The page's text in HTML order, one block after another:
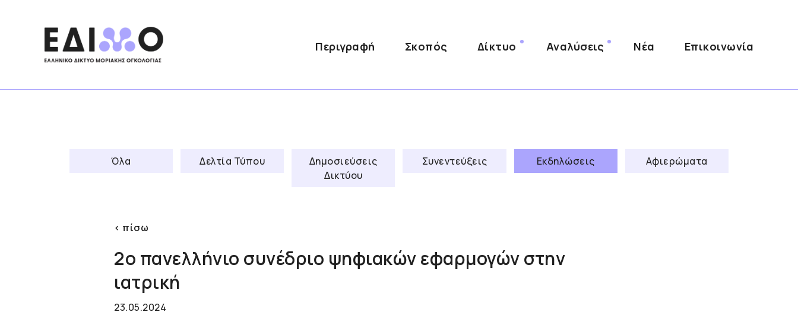
Περιγραφή Σκοπός Δίκτυο Αναλύσεις Νέα Επικοινωνία
Όλα Δελτία Τύπου
Δημοσιεύσεις
Δικτύου
Συνεντεύξεις Εκδηλώσεις Αφιερώματα
< πίσω
2ο πανελλήνιο συνέδριο ψηφιακών εφαρμογών στην
ιατρική
23.05.2024